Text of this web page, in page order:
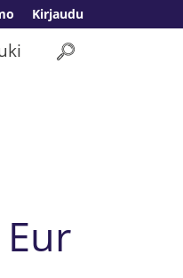
Kirjaudu